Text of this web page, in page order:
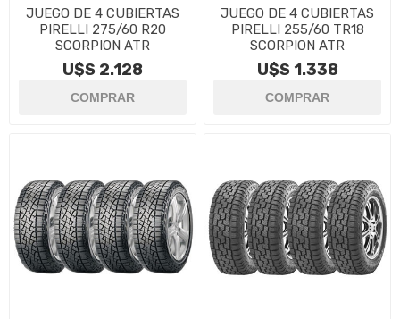
JUEGO DE 4 CUBIERTAS
PIRELLI 275/60 R20
SCORPION ATR
U$S 2.128
JUEGO DE 4 CUBIERTAS
PIRELLI 255/60 TR18
SCORPION ATR
U$S 1.338